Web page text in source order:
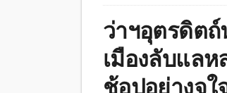
ว่าฯอุตรดิต
เมืองลับแล
ช้อปอย่างจุใ